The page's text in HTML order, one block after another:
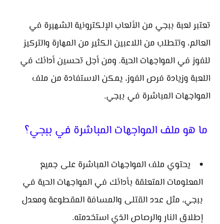
تعتبر لعبة ببجي من الألعاب الإلكترونية الشهيرة في
العالم، وتتطلب من اللاعبين الكثير من المهارة والتركيز
للفوز في المواجهات الحية. ومن أجل تحسين أدائك في
اللعبة وزيادة فرص الفوز، يمكن الاستفادة من ملف
المواجهات المباشرة في ببجي.
ما هو ملف المواجهات المباشرة في ببجي؟
يحتوي ملف المواجهات المباشرة على جميع
المعلومات المتعلقة بأدائك في المواجهات الحية في
ببجي، مثل عدد القتلى والمسافة المقطوعة ومعدل
إطلاق النار والرصاص الذي استخدمته.